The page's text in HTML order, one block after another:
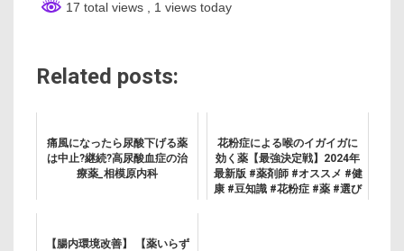
17 total views , 1 views today
Related posts:
痛風になったら尿酸下げる薬
は中止?継続?高尿酸血症の治
療薬_相模原内科
花粉症による喉のイガイガに
効く薬【最強決定戦】2024年
最新版 #薬剤師 #オススメ #健
康 #豆知識 #花粉症 #薬 #選び
【腸内環境改善】 【薬いらず